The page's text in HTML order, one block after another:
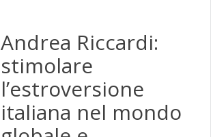
Andrea Riccardi:
stimolare
l’estroversione
italiana nel mondo